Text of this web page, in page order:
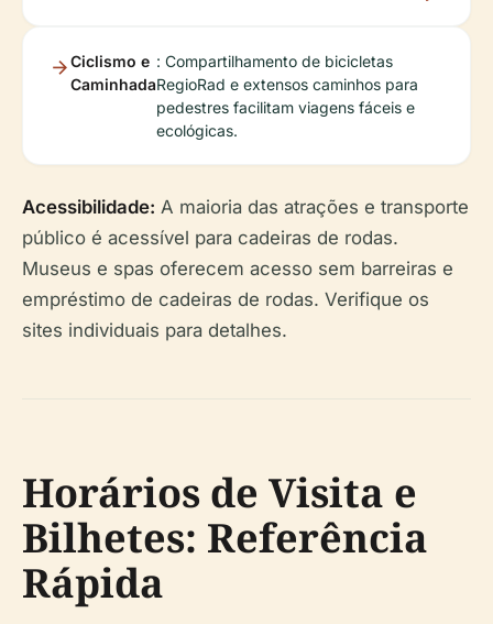
Ciclismo e
Caminhada
: Compartilhamento de bicicletas
RegioRad e extensos caminhos para
pedestres facilitam viagens fáceis e
ecológicas.
Acessibilidade: A maioria das atrações e transporte
público é acessível para cadeiras de rodas.
Museus e spas oferecem acesso sem barreiras e
empréstimo de cadeiras de rodas. Verifique os
sites individuais para detalhes.
Horários de Visita e
Bilhetes: Referência
Rápida